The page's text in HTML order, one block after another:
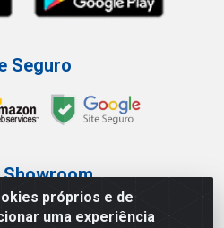
próprios e de
uma experiência
Seguro
3227-0546